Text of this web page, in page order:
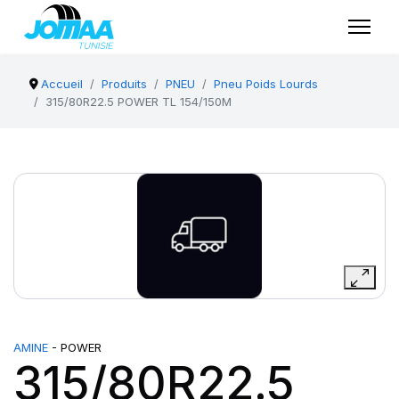
Accueil Produits PNEU
Pneu Poids Lourds
315/80R22.5 POWER TL 154/150M
AMINE - POWER
315/80R22.5